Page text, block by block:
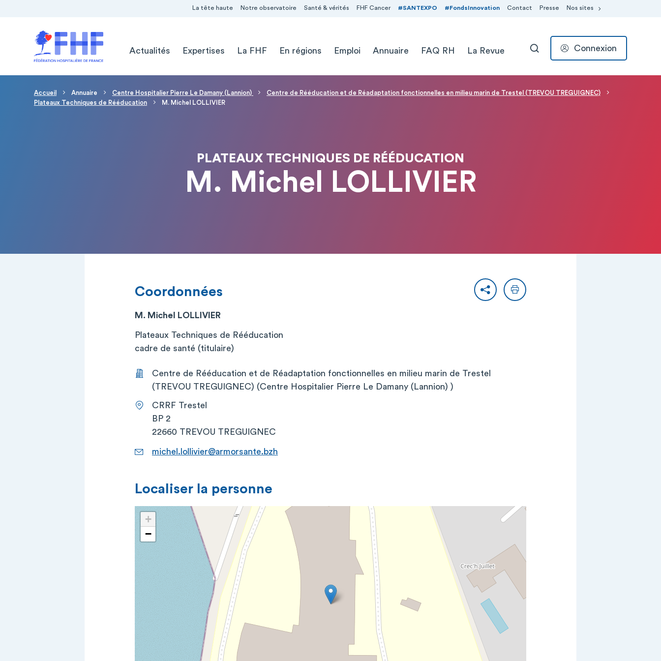
La tête haute Notre observatoire Santé & vérités FHF Cancer #SANTEXPO #FondsInnovation Contact Presse Nos sites
Actualités
Expertises La FHF En régions Emploi Annuaire FAQ RH La Revue RECHERCHER
Connexion
Fil d'Ariane
Accueil Annuaire Centre Hospitalier Pierre Le Damany (Lannion)
Centre de Rééducation et de Réadaptation fonctionnelles en milieu marin de Trestel (TREVOU TREGUIGNEC)
Plateaux Techniques de Rééducation
M. Michel LOLLIVIER
PLATEAUX TECHNIQUES DE RÉÉDUCATION
M. Michel LOLLIVIER
PartagerImprimer
Coordonnées
M. Michel LOLLIVIER
Plateaux Techniques de Rééducation
cadre de santé (titulaire)
Centre de Rééducation et de Réadaptation fonctionnelles en milieu marin de Trestel
(TREVOU TREGUIGNEC) (Centre Hospitalier Pierre Le Damany (Lannion) )
CRRF Trestel
BP 2
22660 TREVOU TREGUIGNEC
michel.lollivier@armorsante.bzh
Localiser la personne
+
−